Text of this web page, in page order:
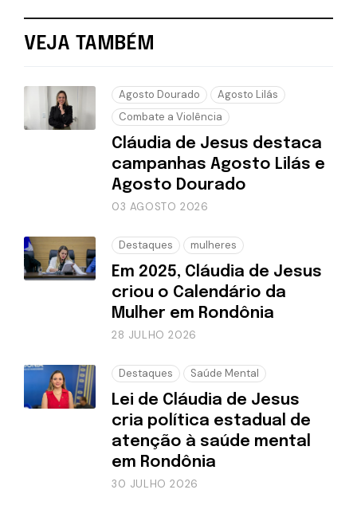
VEJA TAMBÉM
Agosto Dourado
Agosto Lilás
Combate a Violência
Cláudia de Jesus destaca
campanhas Agosto Lilás e
Agosto Dourado
03 AGOSTO 2026
Destaques mulheres
Em 2025, Cláudia de Jesus
criou o Calendário da
Mulher em Rondônia
28 JULHO 2026
Destaques Saúde Mental
Lei de Cláudia de Jesus
cria política estadual de
atenção à saúde mental
em Rondônia
30 JULHO 2026